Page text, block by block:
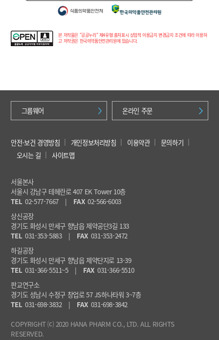
본 저작물은 "공공누리" 제4유형:출처표시 상업적 이용금지 변경금지 조건에 따라 이용하
고 저작권은 한국의약품안전관리원에 있습니다.
그룹웨어 온라인 주문
안전·보건 경영방침 개인정보처리방침 이용약관
문의하기
오시는 길
사이트맵
서울본사
서울시 강남구 테헤란로 407 EK Tower 10층
TEL 02-577-7667 | FAX 02-566-6003
상신공장
경기도 화성시 만세구 향남읍 제약공단3길 133
TEL 031-353-5883 | FAX 031-353-2472
하길공장
경기도 화성시 만세구 향남읍 제약단지로 13-39
TEL 031-366-5511~5 | FAX 031-366-5510
판교연구소
경기도 성남시 수정구 창업로 57 JS하나타워 3~7층
TEL 031-698-3832 | FAX 031-698-3842
COPYRIGHT ⒞ 2020 HANA PHARM CO., LTD. ALL RIGHTS
RESERVED.